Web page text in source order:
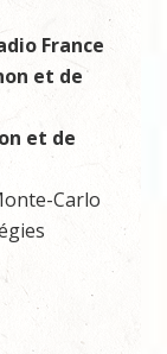
France
et de
et de
Carlo